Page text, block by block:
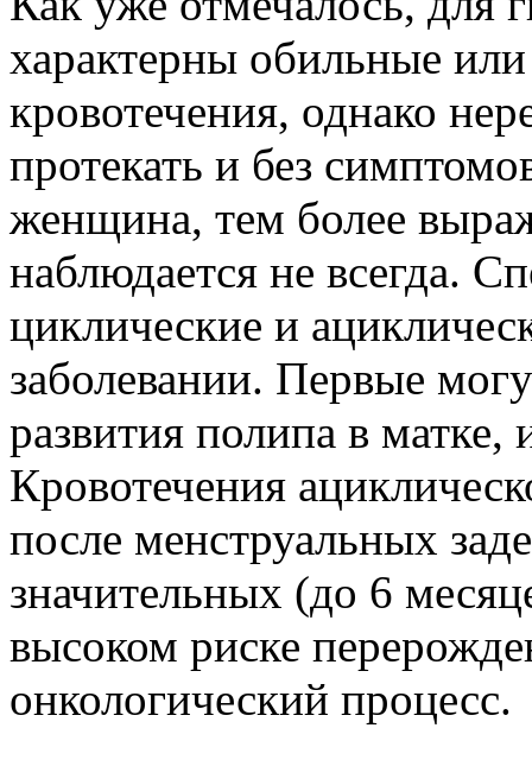
характерны обильные
кровотечения, однако
протекать и без
женщина, тем более
наблюдается не всегда.
циклические и
заболевании. Первые
развития полипа в матке,
Кровотечения
после менструальных
значительных (до 6
высоком риске
онкологический процесс.